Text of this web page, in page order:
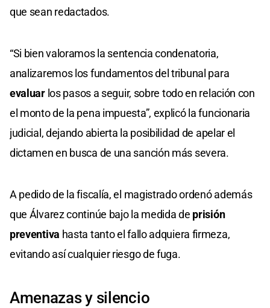
que sean redactados.
“Si bien valoramos la sentencia condenatoria,
analizaremos los fundamentos del tribunal para
evaluar los pasos a seguir, sobre todo en relación con
el monto de la pena impuesta”, explicó la funcionaria
judicial, dejando abierta la posibilidad de apelar el
dictamen en busca de una sanción más severa.
A pedido de la fiscalía, el magistrado ordenó además
que Álvarez continúe bajo la medida de prisión
preventiva hasta tanto el fallo adquiera firmeza,
evitando así cualquier riesgo de fuga.
Amenazas y silencio